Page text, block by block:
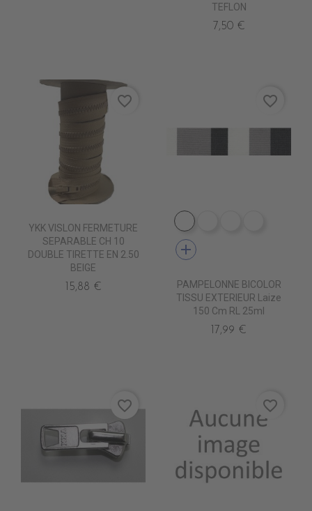
TEFLON
7,50 €
YKK VISLON FERMETURE
SEPARABLE CH 10
DOUBLE TIRETTE EN 2.50
BEIGE
15,88 €
favorite_border
DE1009 CIGALE
add
PAMPELONNE BICOLOR
TISSU EXTERIEUR Laize
150 Cm RL 25ml
17,99 €
favorite_border
favorite_border favorite_border